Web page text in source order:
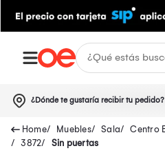
¿Dónde te gustaría recibir tu pedido?
Muebles Sala Centro
3872
Sin puertas